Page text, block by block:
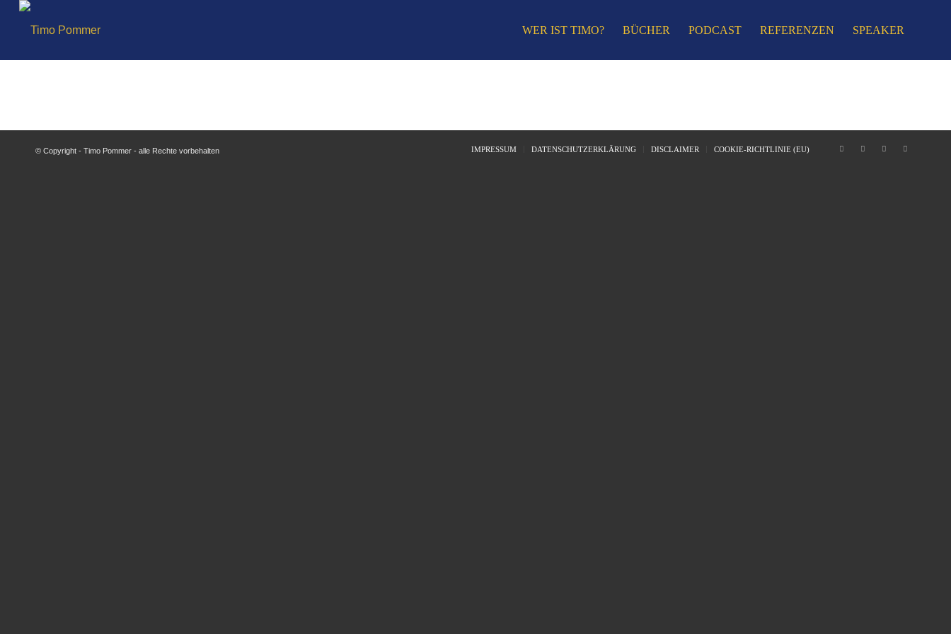
WER IST TIMO? BÜCHER PODCAST REFERENZEN SPEAKER
© Copyright - Timo Pommer - alle Rechte vorbehalten IMPRESSUM DATENSCHUTZERKLÄRUNG DISCLAIMER COOKIE-RICHTLINIE (EU)